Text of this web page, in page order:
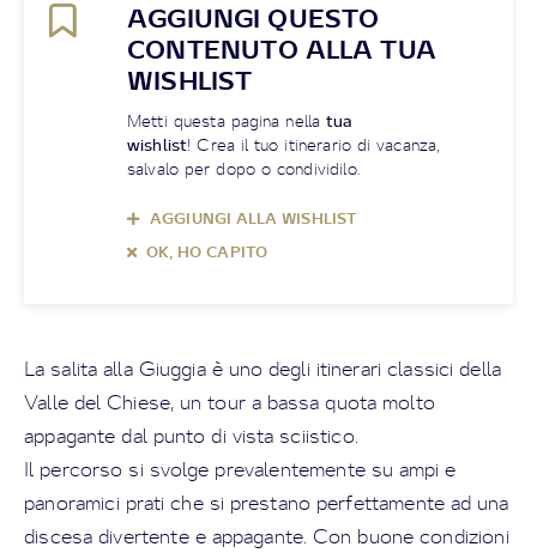
AGGIUNGI QUESTO
CONTENUTO ALLA TUA
WISHLIST
Metti questa pagina nellatua
wishlist! Crea il tuo itinerario di vacanza,
salvalo per dopo o condividilo.
AGGIUNGI ALLA WISHLIST
OK, HO CAPITO
La salita alla Giuggia è uno degli itinerari classici della
Valle del Chiese, un tour a bassa quota molto
appagante dal punto di vista sciistico.
Il percorso si svolge prevalentemente su ampi e
panoramici prati che si prestano perfettamente ad una
discesa divertente e appagante. Con buone condizioni